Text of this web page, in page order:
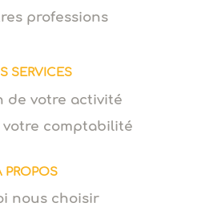
professions
SERVICES
de votre activité
votre comptabilité
PROPOS
nous choisir